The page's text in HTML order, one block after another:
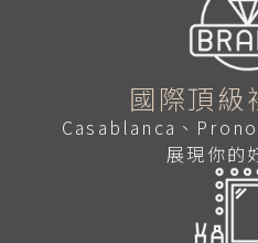
國際頂級
Casablanca、
展現你的